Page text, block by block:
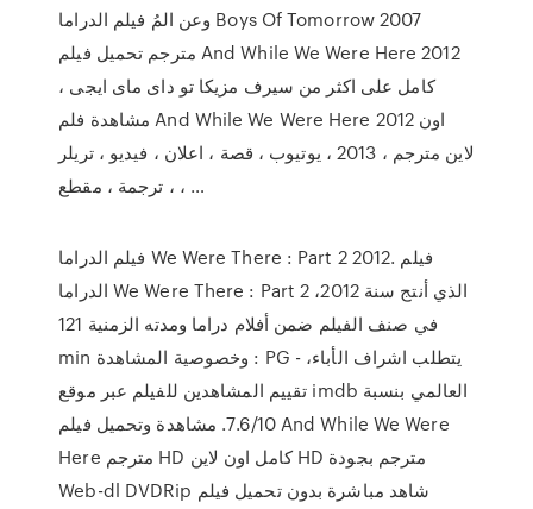
وعن المُ فيلم الدراما Boys Of Tomorrow 2007
مترجم تحميل فيلم And While We Were Here 2012
كامل على اكثر من سيرف مزيكا تو داى ماى ايجى ،
مشاهدة فلم And While We Were Here 2012 اون
لاين مترجم ، 2013 ، يوتيوب ، قصة ، اعلان ، فيديو ، تريلر
، ترجمة ، مقطع ، …
فيلم الدراما We Were There : Part 2 2012. فيلم
الدراما We Were There : Part 2 الذي أنتج سنة 2012،
في صنف الفيلم ضمن أفلام دراما ومدته الزمنية 121
min وخصوصية المشاهدة : PG - يتطلب اشراف الأباء،
تقييم المشاهدين للفيلم عبر موقع imdb العالمي بنسبة
7.6/10. مشاهدة وتحميل فيلم And While We Were
Here مترجم HD كامل اون لاين HD مترجم بجودة
Web-dl DVDRip شاهد مباشرة بدون تحميل فيلم